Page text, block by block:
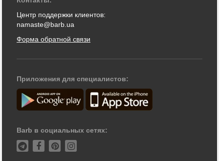
Центр поддержки клиентов:
namaste@barb.ua
Форма обратной связи
Приложения для специалистов:
Barb в социальных сетях: